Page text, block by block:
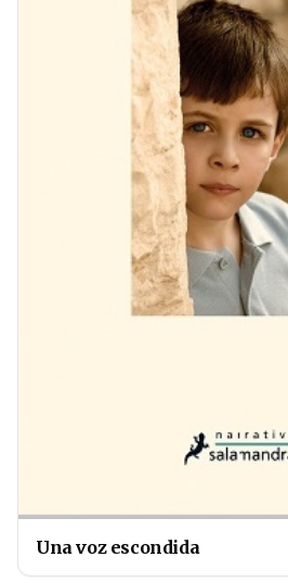
Una voz escondida